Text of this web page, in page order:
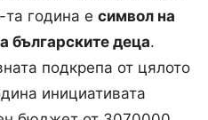
година е символ на
българските деца.
подкрепа от цялото
инициативата